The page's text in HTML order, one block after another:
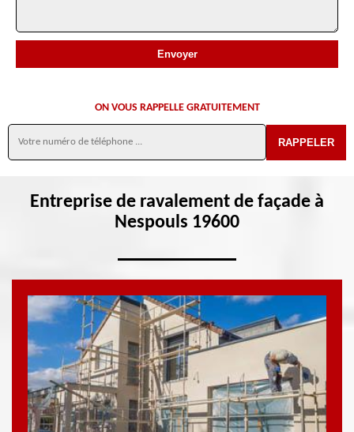
ON VOUS RAPPELLE GRATUITEMENT
Entreprise de ravalement de façade à
Nespouls 19600